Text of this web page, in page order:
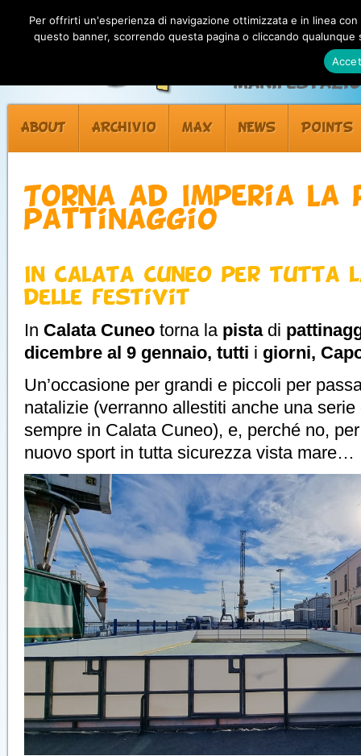
ABOUT ARCHIVIO MAX NEWS POINTS
Torna ad Imperia la
pattinaggio
In Calata Cuneo per tutta
delle festività
In Calata Cuneo torna la pistadi
dicembre al 9 gennaio, tutti i giorni,
Un’occasione per grandi e piccoli per
natalizie (verranno allestiti anche una
sempre in Calata Cuneo), e, perché no,
nuovo sport in tutta sicurezza vista mare…
Per offrirti un'esperienza di navigazione ottimizzata e in linea
questo banner, scorrendo questa pagina o cliccando